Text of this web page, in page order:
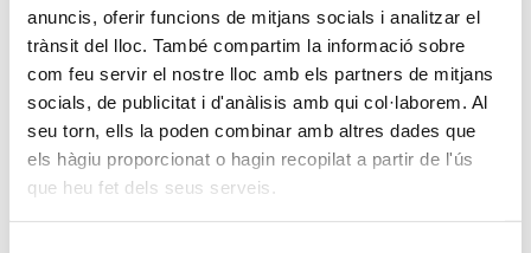
anuncis, oferir funcions de mitjans socials i analitzar el
trànsit del lloc. També compartim la informació sobre
com feu servir el nostre lloc amb els partners de mitjans
socials, de publicitat i d'anàlisis amb qui col·laborem. Al
seu torn, ells la poden combinar amb altres dades que
els hàgiu proporcionat o hagin recopilat a partir de l'ús
que heu fet dels seus serveis.
2025
2024
2023
2022
2021
2020